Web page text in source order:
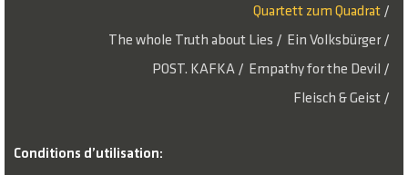
Quartett zum Quadrat /
The whole Truth about Lies / Ein Volksbürger/
POST. KAFKA / Empathy for the Devil /
Fleisch & Geist /
Conditions d’utilisation: